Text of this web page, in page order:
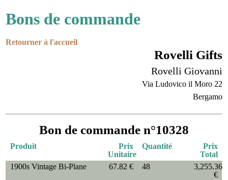
Bons de commande
Retourner à l'accueil
Rovelli Gifts
Rovelli Giovanni
Via Ludovico il Moro 22
Bergamo
Bon de commande n°10328
Produit
Prix
Unitaire
Quantité
Prix
Total
1900s Vintage Bi-Plane
67.82 € 48
3,255.36
€